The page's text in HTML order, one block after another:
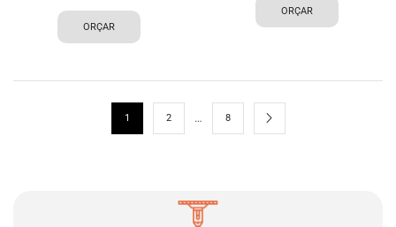
ORÇAR
ORÇAR
1 2 … 8